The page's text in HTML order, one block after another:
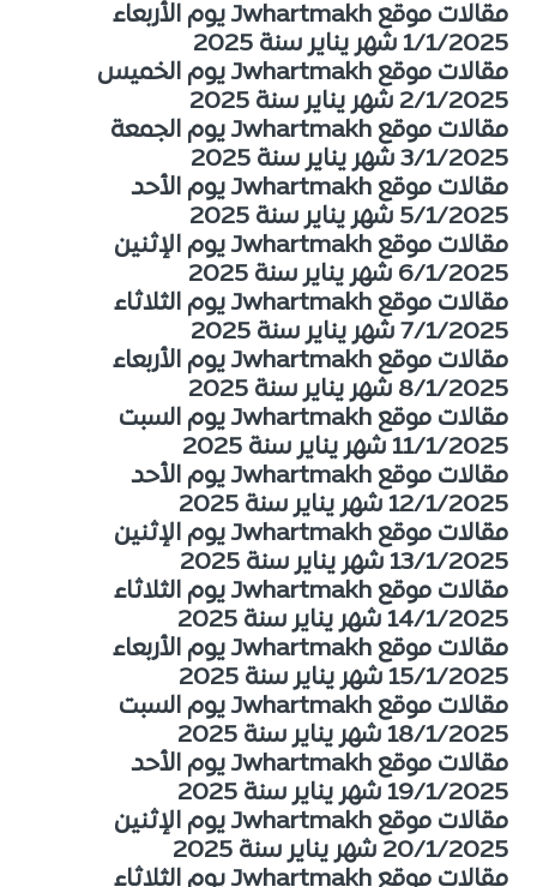
مقالات موقع Jwhartmakh يوم الأربعاء
1/1/2025 شهر يناير سنة 2025
مقالات موقع Jwhartmakh يوم الخميس
2/1/2025 شهر يناير سنة 2025
مقالات موقع Jwhartmakh يوم الجمعة
3/1/2025 شهر يناير سنة 2025
مقالات موقع Jwhartmakh يوم الأحد
5/1/2025 شهر يناير سنة 2025
مقالات موقع Jwhartmakh يوم الإثنين
6/1/2025 شهر يناير سنة 2025
مقالات موقع Jwhartmakh يوم الثلاثاء
7/1/2025 شهر يناير سنة 2025
مقالات موقع Jwhartmakh يوم الأربعاء
8/1/2025 شهر يناير سنة 2025
مقالات موقع Jwhartmakh يوم السبت
11/1/2025 شهر يناير سنة 2025
مقالات موقع Jwhartmakh يوم الأحد
12/1/2025 شهر يناير سنة 2025
مقالات موقع Jwhartmakh يوم الإثنين
13/1/2025 شهر يناير سنة 2025
مقالات موقع Jwhartmakh يوم الثلاثاء
14/1/2025 شهر يناير سنة 2025
مقالات موقع Jwhartmakh يوم الأربعاء
15/1/2025 شهر يناير سنة 2025
مقالات موقع Jwhartmakh يوم السبت
18/1/2025 شهر يناير سنة 2025
مقالات موقع Jwhartmakh يوم الأحد
19/1/2025 شهر يناير سنة 2025
مقالات موقع Jwhartmakh يوم الإثنين
20/1/2025 شهر يناير سنة 2025
مقالات موقع Jwhartmakh يوم الثلاثاء